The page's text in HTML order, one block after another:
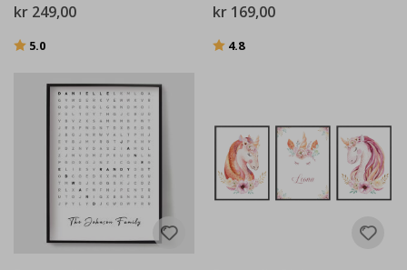
kr 249,00
Karakter:
5.0
kr 169,00
Karakter:
4.8av 5 mulige